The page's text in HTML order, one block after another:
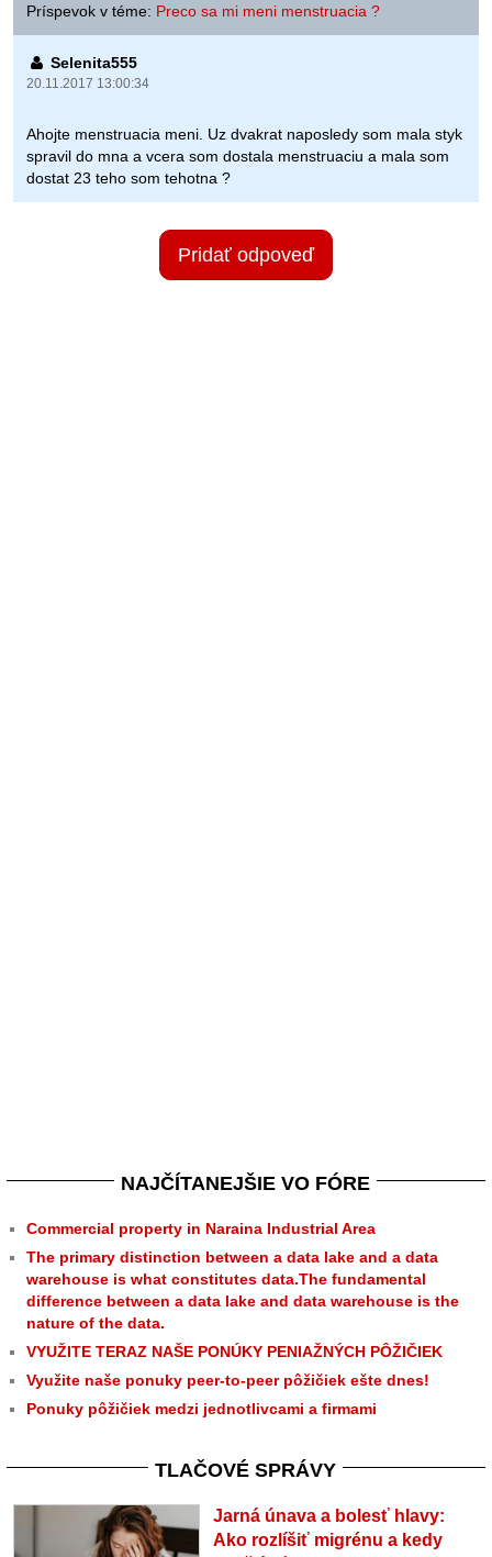
Príspevok v téme: Preco sa mi meni menstruacia ?
Selenita555
20.11.2017 13:00:34
Ahojte menstruacia meni. Uz dvakrat naposledy som mala styk
spravil do mna a vcera som dostala menstruaciu a mala som
dostat 23 teho som tehotna ?
Pridať odpoveď
NAJČÍTANEJŠIE VO FÓRE
Commercial property in Naraina Industrial Area
The primary distinction between a data lake and a data
warehouse is what constitutes data.The fundamental
difference between a data lake and data warehouse is the
nature of the data.
VYUŽITE TERAZ NAŠE PONÚKY PENIAŽNÝCH PÔŽIČIEK
Využite naše ponuky peer-to-peer pôžičiek ešte dnes!
Ponuky pôžičiek medzi jednotlivcami a firmami
TLAČOVÉ SPRÁVY
Jarná únava a bolesť hlavy:
Ako rozlíšiť migrénu a kedy